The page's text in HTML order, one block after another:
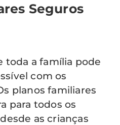
Seguros
toda a família pode
com os
planos familiares
para todos os
as crianças